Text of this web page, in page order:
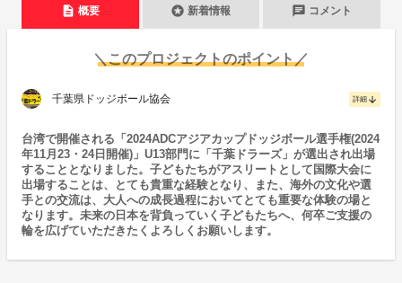
description 概要 stars 新着情報 chat コメント
＼このプロジェクトのポイント／
千葉県ドッジボール協会 詳細 arrow_downward
台湾で開催される「2024ADCアジアカップドッジボール選手権(2024
年11月23・24日開催)」U13部門に「千葉ドラーズ」が選出され出場
することとなりました。子どもたちがアスリートとして国際大会に
出場することは、とても貴重な経験となり、また、海外の文化や選
手との交流は、大人への成長過程においてとても重要な体験の場と
なります。未来の日本を背負っていく子どもたちへ、何卒ご支援の
輪を広げていただきたくよろしくお願いします。